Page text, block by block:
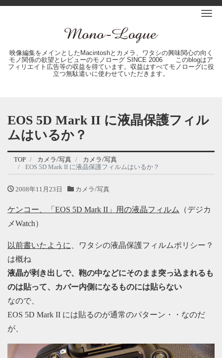
映像編集をメインとしたMacintoshとカメラ、ワタシの興味関心の向く
モノ関係の欲望とレビューのモノローグ SINCE 2006 このblogはア
フィリエイト広告等の収益を得ています。収益はすべてモノローグに役
立つ無駄遣いに使わせていただきます。
EOS 5D Mark II に液晶保護フィル
ムはいるか？
TOP カメラ/写真
カメラ/写真
EOS 5D Mark II に液晶保護フィルムはいるか？
2008年11月23日 カメラ/写真
ケンコー、「EOS 5D Mark II」用の液晶フィルム
（デジカ
メWatch）
以前書いたように
、ワタシの液晶保護フィルムポリシー？
は概ね
液晶が剥き出しで、鞄の中などにそのまま突っ込まれるも
のは貼って、カバー内側になるものには貼らない
なので、
EOS 5D Mark II には貼るのが通常のパターン・・なのだ
が、